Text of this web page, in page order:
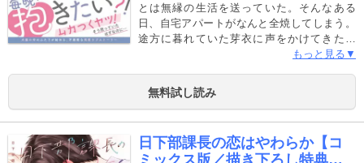
とは無縁の生活を送っていた。そんなある
日、自宅アパートがなんと全焼してしまう。
途方に暮れていた芽衣に声をかけてきたの
は、日頃から何かとぶつかってくる苦手な同
らぼうだけど、優しい彼の言葉に気付いたら
身体をあずけていて……？ ◆収録内容◆「嫌
僚の抱き枕になりまして」（1）～（7）の内
もっと見る▼
無料試し読み
日下部課長の恋はやわらか【コ
ミックス版／描き下ろし特典つ